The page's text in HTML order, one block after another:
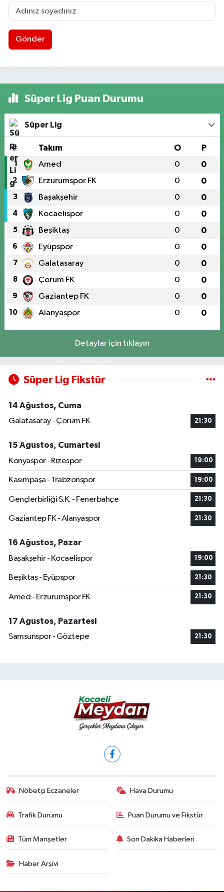
Gönder
Süper Lig Puan Durumu
Süper Lig
# Takım O P
1 Amed 0 0
2 Erzurumspor FK 0 0
3 Başakşehir 0 0
4 Kocaelispor 0 0
5 Beşiktaş 0 0
6 Eyüpspor 0 0
7 Galatasaray 0 0
8 Çorum FK 0 0
9 Gaziantep FK 0 0
10 Alanyaspor 0 0
Detaylar için tıklayın
Süper Lig Fikstür
14 Ağustos, Cuma
Galatasaray - Çorum FK
21:30
15 Ağustos, Cumartesi
Konyaspor - Rizespor
19:00
Kasımpaşa - Trabzonspor 19:00
Gençlerbirliği S.K. - Fenerbahçe 21:30
Gaziantep FK - Alanyaspor 21:30
16 Ağustos, Pazar
Başakşehir - Kocaelispor
19:00
Beşiktaş - Eyüpspor 21:30
Amed - Erzurumspor FK 21:30
17 Ağustos, Pazartesi
Samsunspor - Göztepe
21:30
Nöbetçi Eczaneler Hava Durumu
Trafik Durumu Puan Durumu ve Fikstür
Tüm Manşetler Son Dakika Haberleri
Haber Arşivi